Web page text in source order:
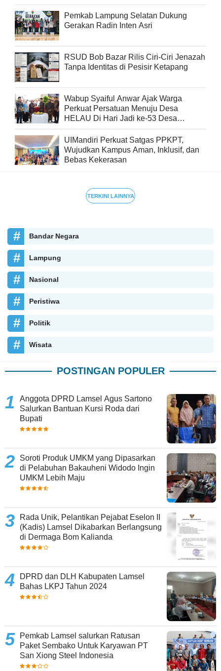
Pemkab Lampung Selatan Dukung
Gerakan Radin Inten Asri
RSUD Bob Bazar Rilis Ciri-Ciri Jenazah
Tanpa Identitas di Pesisir Ketapang
Wabup Syaiful Anwar Ajak Warga
Perkuat Persatuan Menuju Desa
HELAU Di Hari Jadi ke-53 Desa
Beringin Kencana
UIMandiri Perkuat Satgas PPKPT,
Wujudkan Kampus Aman, Inklusif, dan
Bebas Kekerasan
TERKINI LAINNYA
Bandar Negara
Lampung
Nasional
Peristiwa
Politik
Wisata
POSTINGAN POPULER
Anggota DPRD Lamsel Agus Sartono
Salurkan Bantuan Kursi Roda dari
Bupati
Soroti Produk UMKM yang Dipasarkan
di Pelabuhan Bakauheni Widodo Ingin
UMKM Lebih Maju
Rada Unik, Pelantikan Pejabat Eselon II
(Kadis) Lamsel Dikabarkan Berlangsung
di Dermaga Bom Kalianda
DPRD dan DLH Kabupaten Lamsel
Bahas LKPJ Tahun 2024
Pemkab Lamsel salurkan Ratusan
Paket Sembako Untuk Karyawan PT
San Xiong Steel Indonesia